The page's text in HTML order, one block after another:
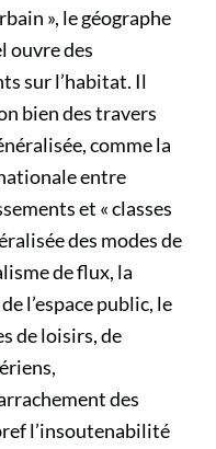
», le géographe
ouvre des
sur l’habitat. Il
bien des travers
comme la
entre
et « classes
des modes de
de flux, la
l’espace public, le
de loisirs, de
des
l’insoutenabilité